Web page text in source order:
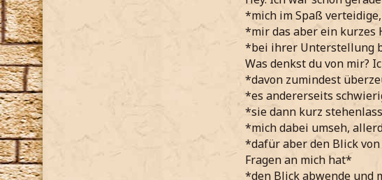
*mich im Spaß
*mir das aber ein kurzes
*bei ihrer Unterstellung
Was denkst du von mir?
*davon zumindest
*es andererseits
*sie dann kurz
*mich dabei umseh,
*dafür aber den Blick
Fragen an mich hat*
*den Blick abwende und